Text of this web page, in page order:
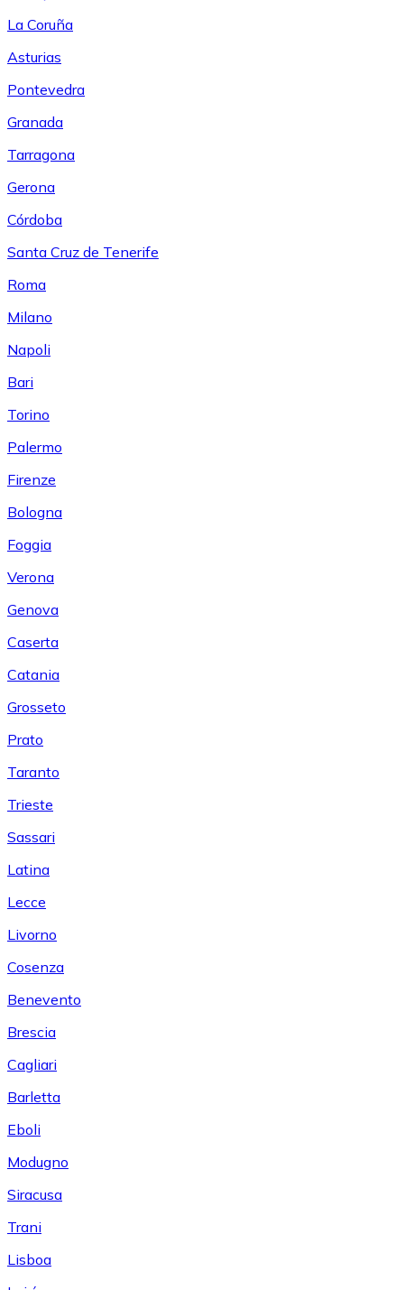
La Coruña
Asturias
Pontevedra
Granada
Tarragona
Gerona
Córdoba
Santa Cruz de Tenerife
Roma
Milano
Napoli
Bari
Torino
Palermo
Firenze
Bologna
Foggia
Verona
Genova
Caserta
Catania
Grosseto
Prato
Taranto
Trieste
Sassari
Latina
Lecce
Livorno
Cosenza
Benevento
Brescia
Cagliari
Barletta
Eboli
Modugno
Siracusa
Trani
Lisboa